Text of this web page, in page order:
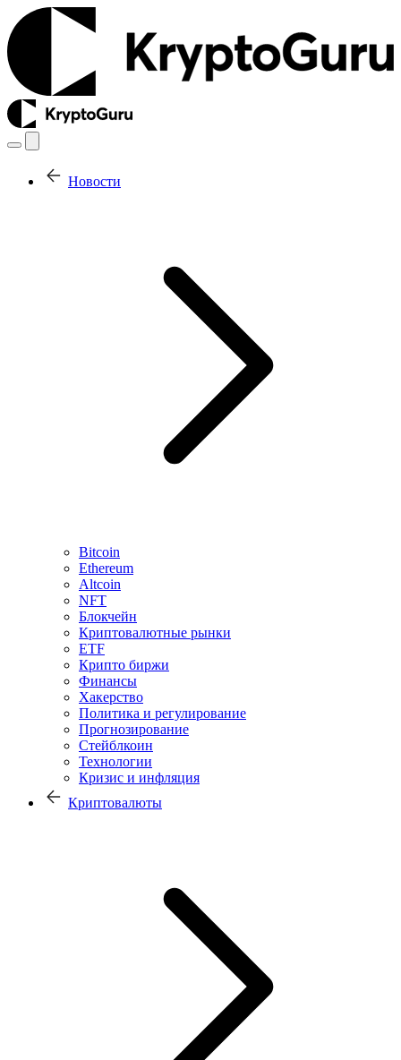
Новости
Bitcoin
Ethereum
Altcoin
NFT
Блокчейн
Криптовалютные рынки
ETF
Крипто биржи
Финансы
Хакерство
Политика и регулирование
Прогнозирование
Стейблкоин
Технологии
Кризис и инфляция
Криптовалюты